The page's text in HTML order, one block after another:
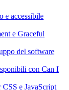
e accessibile
e Graceful
del software
con Can I
CSS e JavaScript